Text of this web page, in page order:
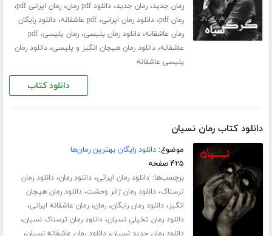
رمان جدید،رمان جدید،دانلود pdf رمان ،رمان ایرانی pdf ،
رمان pdf ،دانلود رمان ایرانی،pdf عاشقانه ،دانلود رایگان
رمان عاشقانه،دانلود رمان پلیسی،
رمان پلیسی، pdf
عاشقانه،دانلود رمان هیجان انگیز و پلیسی،دانلود رمان
پلیسی عاشقانه
دانلود کتاب
دانلود کتاب رمان نسیان
موضوع:دانلود رایگان بهترین رمان‌ها
۴۲۵ صفحه
برچسب‌ها:دانلود رمان ایرانی،دانلود رمان،دانلود رمان
ترسناک،دانلود رمان ژانر وحشت،دانلود رمان هیجان
انگیز،دانلود رمان رایگان،رمان،رمان عاشقانه ایرانی،
دانلود رمان تخیلی نسیان،دانلود رمان ترسناک نسیان،
دانلود رمان جدید نسیان،دانلود رمان عاشفانه نسیان،